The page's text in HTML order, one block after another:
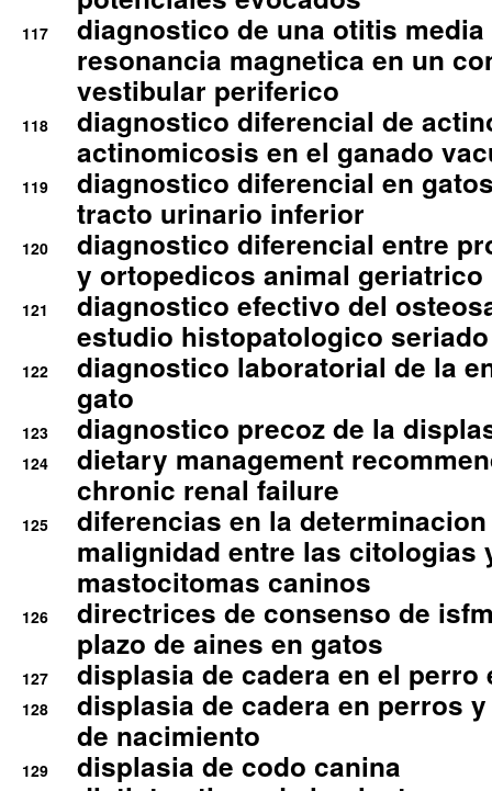
117
diagnostico de una otitis
resonancia magnetica en un
vestibular periferico
118
diagnostico diferencial de
actinomicosis en el ganado
119
diagnostico diferencial en
tracto urinario inferior
120
diagnostico diferencial entre
y ortopedicos animal geriatrico
121
diagnostico efectivo del
estudio histopatologico seriado
122
diagnostico laboratorial de la
gato
123 diagnostico precoz de la
124
dietary management
chronic renal failure
125
diferencias en la
malignidad entre las citologias
mastocitomas caninos
126
directrices de consenso de
plazo de aines en gatos
127 displasia de cadera en el perro
128
displasia de cadera en perros
de nacimiento
129 displasia de codo canina